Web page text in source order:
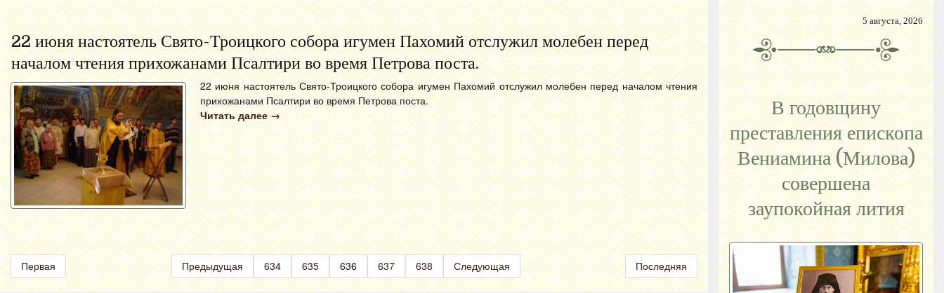
22 июня настоятель Свято-Троицкого собора игумен Пахомий отслужил молебен перед
началом чтения прихожанами Псалтири во время Петрова поста.
22 июня настоятель Свято-Троицкого собора игумен Пахомий отслужил молебен перед началом чтения
прихожанами Псалтири во время Петрова поста.
Читать далее →
Первая Предыдущая 634 635 636 637 638 Следующая Последняя
5 августа, 2026
В годовщину
преставления епископа
Вениамина (Милова)
совершена
заупокойная лития